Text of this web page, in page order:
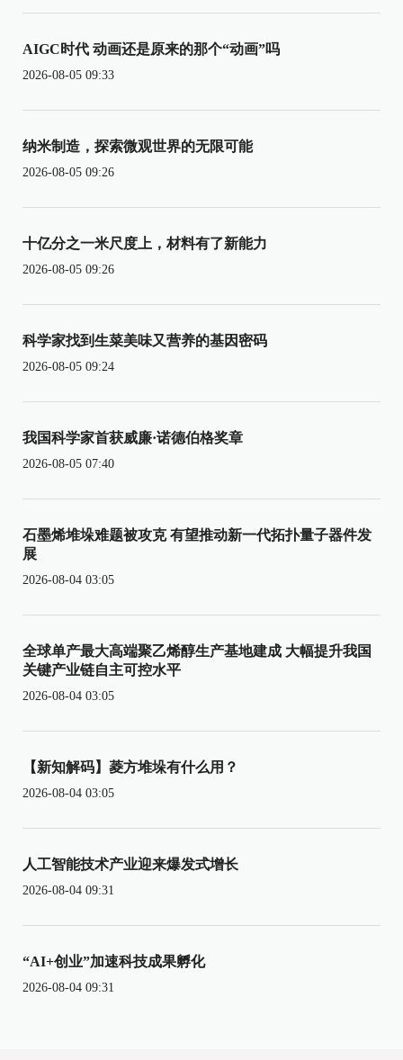
AIGC时代 动画还是原来的那个“动画”吗
2026-08-05 09:33
纳米制造，探索微观世界的无限可能
2026-08-05 09:26
十亿分之一米尺度上，材料有了新能力
2026-08-05 09:26
科学家找到生菜美味又营养的基因密码
2026-08-05 09:24
我国科学家首获威廉·诺德伯格奖章
2026-08-05 07:40
石墨烯堆垛难题被攻克 有望推动新一代拓扑量子器件发
展
2026-08-04 03:05
全球单产最大高端聚乙烯醇生产基地建成 大幅提升我国
关键产业链自主可控水平
2026-08-04 03:05
【新知解码】菱方堆垛有什么用？
2026-08-04 03:05
人工智能技术产业迎来爆发式增长
2026-08-04 09:31
“AI+创业”加速科技成果孵化
2026-08-04 09:31